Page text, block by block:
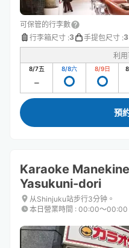
可保管的行李數
行李箱尺寸 :3 手提包尺寸 :3
利用
8/7五 8/8六 8/9日
預
Karaoke
Yasukuni-dori
从Shinjuku站步行3分钟。
本日營業時間 : 00:00〜00:00